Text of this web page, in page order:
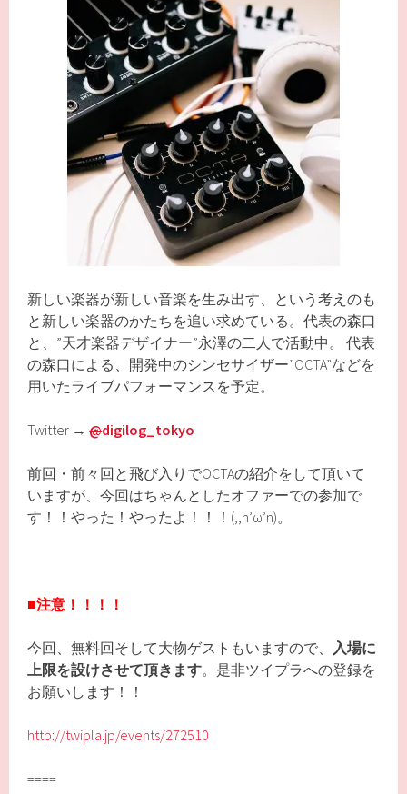
新しい楽器が新しい音楽を生み出す、という考えのも
と新しい楽器のかたちを追い求めている。代表の森口
と、”天才楽器デザイナー”永澤の二人で活動中。 代表
の森口による、開発中のシンセサイザー”OCTA”などを
用いたライブパフォーマンスを予定。
Twitter →@digilog_tokyo
前回・前々回と飛び入りでOCTAの紹介をして頂いて
いますが、今回はちゃんとしたオファーでの参加で
す！！やった！やったよ！！！(,,n’ω’n)。
■注意！！！！
今回、無料回そして大物ゲストもいますので、
入場に
上限を設けさせて頂きます。是非ツイプラへの登録を
お願いします！！
http://twipla.jp/events/272510
====